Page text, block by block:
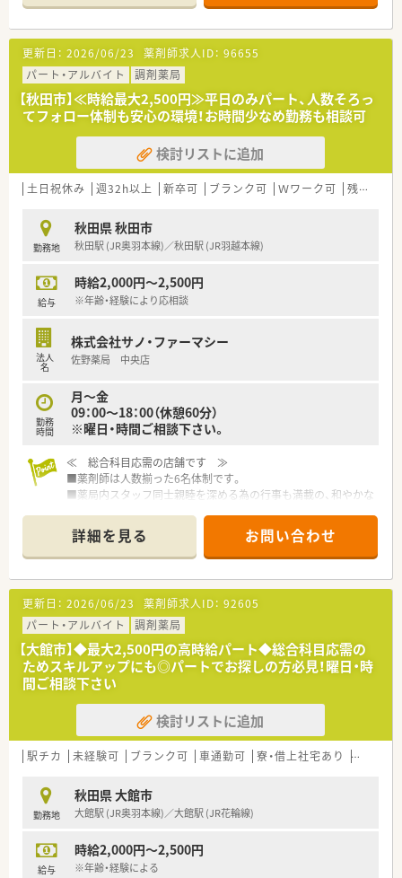
≪薬剤師としてのスキルアップをサポートします！≫
あらゆる調剤に対処できるよう日々学ぶことを怠らず新しい薬
品の知識習得に積極的に取り組んでいます。また、動画マニュア
ルを使用し業務手順を一律化することでミスの防止とヘルプ時
の業務がスムーズになるようにしております。
≪薬局について≫
調剤から、化粧品の取り扱いなど幅広く利便性よい店舗です。長
い歴史のある薬局で、各各医療機関から様々な科目を応需してい
ます。1日の処方箋枚数は40～50枚ほどですので、ゆとりを持っ
て働くことができます。
居宅在宅も対応しており外来だけでなく多岐にわたる経験を積
対応。より丁寧に、患者さま視点も大切に業務に取り組めます。
更新日： 2026/06/23 薬剤師求人ID： 96655
パート・アルバイト
調剤薬局
【秋田市】≪時給最大2,500円≫平日のみパート、人数そろっ
てフォロー体制も安心の環境！お時間少なめ勤務も相談可
検討リストに追加
土日祝休み 週32h以上 新卒可 ブランク可 Ｗワーク可 残業なし(ほぼなし含む)
勤務地
秋田県 秋田市
秋田駅 (JR奥羽本線)／秋田駅 (JR羽越本線)
給与
時給2,000円～2,500円
※年齢・経験により応相談
法人
名
株式会社サノ・ファーマシー
佐野薬局 中央店
勤務
時間
月～金
09：00～18：00（休憩60分）
※曜日・時間ご相談下さい。
≪ 総合科目応需の店舗です ≫
■薬剤師は人数揃った6名体制です。
■薬局内スタッフ同士親睦を深める為の行事も満載の、和やかな
■ガイドラインを上回る薬剤師人数を店舗に配しておりますの
で、調剤時・監査時・投薬時のトリプルチェックを余裕をもって行
える環境です。
■公休・有給休暇も取りやすい環境です。
≪ 秋田県に約30店舗店舗展開の企業です ≫
■地域に根ざした薬局展開で地元の方からの信頼も厚く、薬剤師
が活躍できるフィールドが準備されている優良薬局です。
■変形労働時間制となりますがお休みはしっかり確保できる環
境です。
≪ワークライフバランスを大切にできます≫
■現在在籍する薬剤師の6割が女性と、女性活躍中の企業様で
す。
■地域の皆様の健康増進のお手伝いを担う薬剤師として活躍し
詳細を見る お問い合わせ
更新日： 2026/06/23 薬剤師求人ID： 92605
パート・アルバイト
調剤薬局
【大館市】◆最大2,500円の高時給パート◆総合科目応需の
ためスキルアップにも◎パートでお探しの方必見！曜日・時
間ご相談下さい
検討リストに追加
駅チカ 未経験可 ブランク可 車通勤可 寮・借上社宅あり 教育制
勤務地
秋田県 大館市
大館駅 (JR奥羽本線)／大館駅 (JR花輪線)
給与
時給2,000円～2,500円
※年齢・経験による